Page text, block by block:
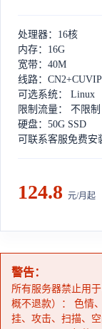
处理器：16核
内存：16G
宽带：40M
线路：
可选系统： Linux
限制流量： 不限制
硬盘：50G SSD
可联系客服免费安
124.8 元/月起
警告：
所有服务器禁止用
概不退款）： 色情
挂、攻击、扫描、